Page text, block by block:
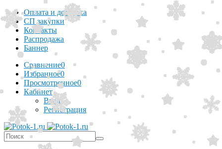
Оплата и доставка
СП закупки
Контакты
Распродажа
Баннер
Сравнение0
Избранное0
Просмотренное0
Кабинет
Вход
Регистрация